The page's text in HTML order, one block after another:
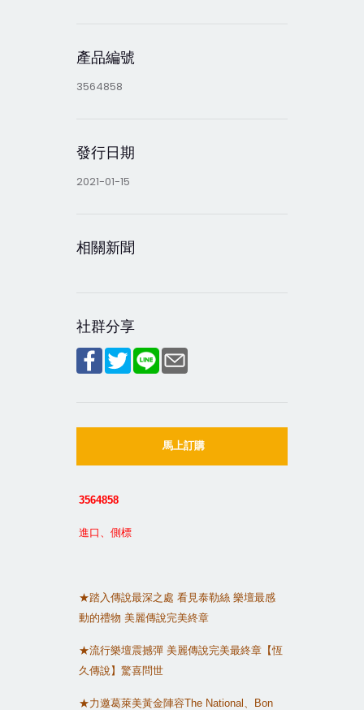
產品編號
3564858
發行日期
2021-01-15
相關新聞
社群分享
馬上訂購
3564858
進口、側標
★踏入傳說最深之處 看見泰勒絲 樂壇最感
動的禮物 美麗傳說完美終章
★流行樂壇震撼彈 美麗傳說完美最終章【恆
久傳說】驚喜問世
★力邀葛萊美黃金陣容The National 、
Bon